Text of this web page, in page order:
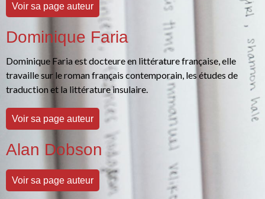
Voir sa page auteur
Dominique Faria
Dominique Faria est docteure en littérature française, elle
travaille sur le roman français contemporain, les études de
traduction et la littérature insulaire.
Voir sa page auteur
Alan Dobson
Voir sa page auteur